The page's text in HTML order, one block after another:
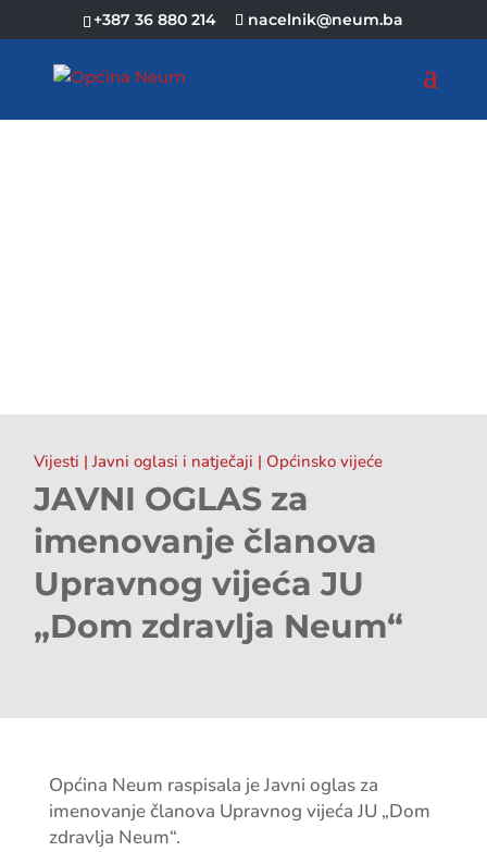
+387 36 880 214 nacelnik@neum.ba
Vijesti |Javni oglasi i natječaji | Općinsko vijeće
JAVNI OGLAS za
imenovanje članova
Upravnog vijeća JU
„Dom zdravlja Neum“
Općina Neum raspisala je Javni oglas za
imenovanje članova Upravnog vijeća JU „Dom
zdravlja Neum“.